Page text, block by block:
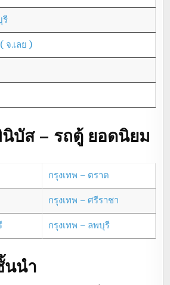
รี
จ.เลย )
นิบัส – รถตู้ ยอดนิยม
กรุงเทพ – ตราด
กรุงเทพ – ศรีราชา
กรุงเทพ – ลพบุรี
นนำ